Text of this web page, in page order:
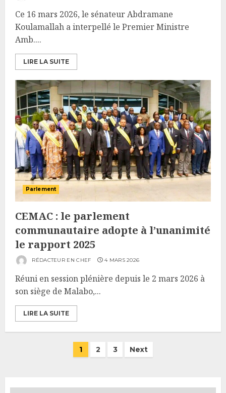
Ce 16 mars 2026, le sénateur Abdramane
Koulamallah a interpellé le Premier Ministre
Amb....
LIRE LA SUITE
Parlement
CEMAC : le parlement
communautaire adopte à l’unanimité
le rapport 2025
RÉDACTEUR EN CHEF 4 MARS 2026
Réuni en session plénière depuis le 2 mars 2026 à
son siège de Malabo,...
LIRE LA SUITE
1 2 3 Next